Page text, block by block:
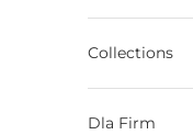
Collections
Dla Firm